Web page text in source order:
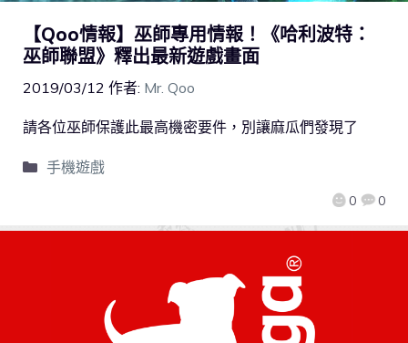
【Qoo情報】巫師專用情報！《哈利波特：
巫師聯盟》釋出最新遊戲畫面
2019/03/12 作者: Mr. Qoo
0 0
請各位巫師保護此最高機密要件，別讓麻瓜們發現了
手機遊戲